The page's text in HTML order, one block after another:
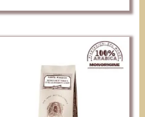
Questo
prodotto
ha
più